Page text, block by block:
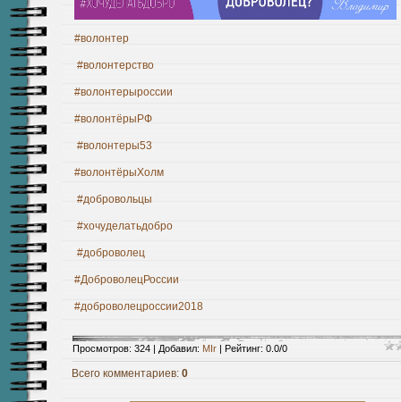
#волонтер
#волонтерство
#волонтерыроссии
#волонтёрыРФ
#волонтеры53
#волонтёрыХолм
#добровольцы
#хочуделатьдобро
#доброволец
#ДоброволецРоссии
#доброволецроссии2018
Просмотров: 324 | Добавил: MIr | Рейтинг: 0.0/0
Всего комментариев: 0